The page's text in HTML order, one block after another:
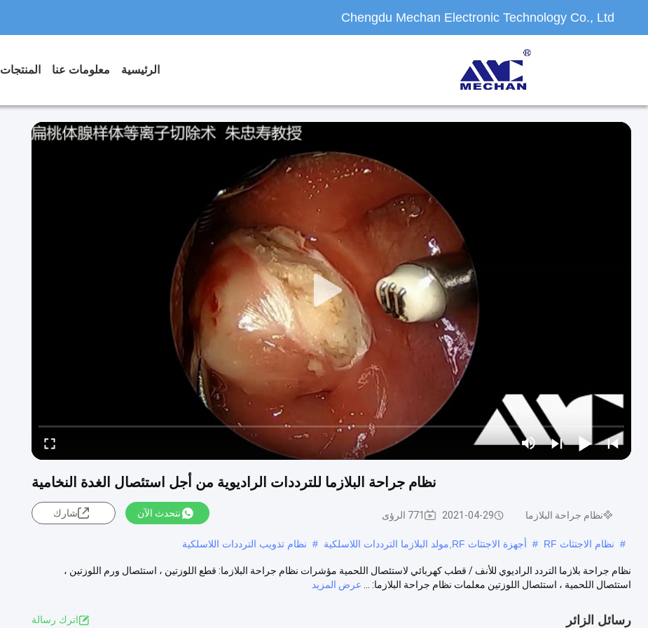
Chengdu Mechan Electronic Technology Co., Ltd
الرئيسية معلومات عنا المنتجات
نظام جراحة البلازما للترددات الراديوية من أجل استئصال الغدة النخامية
نظام جراحة البلازما 2021-04-29 771 الرؤى نتحدث الآن شارك
# نظام الاجتثاث RF # أجهزة الاجتثاث RF,مولد البلازما الترددات اللاسلكية # نظام تذويب الترددات اللاسلكية
نظام جراحة بلازما التردد الراديوي للأنف / قطب كهربائي لاستئصال اللحمية مؤشرات نظام جراحة البلازما: قطع اللوزتين ، استئصال ورم اللوزتين ،
استئصال اللحمية ، استئصال اللوزتين معلمات نظام جراحة البلازما: ...
عرض المزيد
رسائل الزائر اترك رسالة